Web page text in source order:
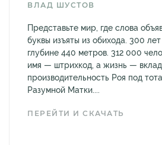
ВЛАД ШУСТОВ
Представьте мир, где слова
буквы изъяты из обихода. 300
глубине 440 метров. 312 000
имя — штрихкод, а жизнь —
производительность Роя под
Разумной Матки....
ПЕРЕЙТИ И СКАЧАТЬ